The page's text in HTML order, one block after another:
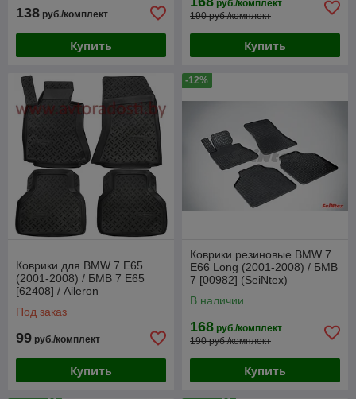
138 руб./комплект
Купить
руб./комплект
190 руб./комплект
Купить
Коврики для BMW 7 E65
(2001-2008) / БМВ 7 Е65
[62408] / Aileron
Под заказ
99 руб./комплект
Купить
-12%
Коврики резиновые BMW 7
E66 Long (2001-2008) / БМВ
7 [00982] (SeiNtex)
В наличии
168 руб./комплект
190 руб./комплект
Купить